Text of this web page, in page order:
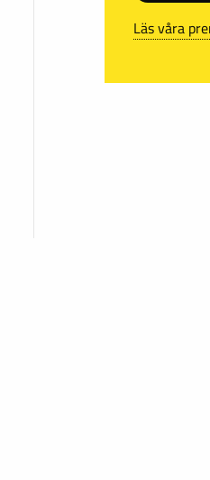
Läs våra